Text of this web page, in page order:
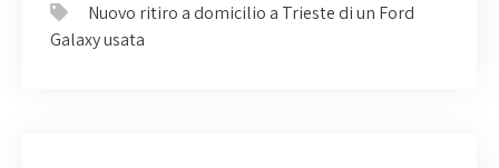
Nuovo ritiro a domicilio a Trieste di un Ford
Galaxy usata